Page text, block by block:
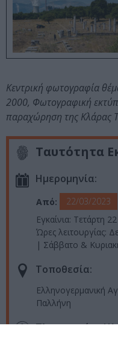
Κεντρική φωτογραφία
2000, Φωτογραφική
παραχώρηση της Κλάρας
Ταυτότητα
Ημερομηνία:
Από: 22/03/2023
Εγκαίνια: Τετάρτη
Ώρες λειτουργίας:
| Σάββατο &
Τοποθεσία:
Ελληνογερμανική
Παλλήνη
Πληροφορίες /